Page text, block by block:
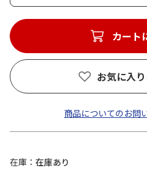
カート
お気に入
商品についてのお問
在庫
在庫あり